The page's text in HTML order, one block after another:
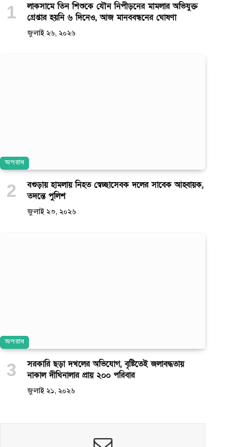
লাকসামে তিন শিশুকে যৌন নিপীড়নের মামলার অভিযুক্ত
গ্রেপ্তার হয়নি ৬ দিনেও, আজ মানববন্ধনের ঘোষণা
জুলাই ২৬, ২০২৬
অপরাধ
বগুড়ায় হামলায় নিহত স্বেচ্ছাসেবক দলের সাবেক আহ্বায়ক,
তদন্তে পুলিশ
জুলাই ২৩, ২০২৬
অপরাধ
সরকারি ছড়া দখলের অভিযোগ, বৃষ্টিতেই জলাবদ্ধতায়
নাকাল দীঘিনালার প্রায় ২০০ পরিবার
জুলাই ২১, ২০২৬